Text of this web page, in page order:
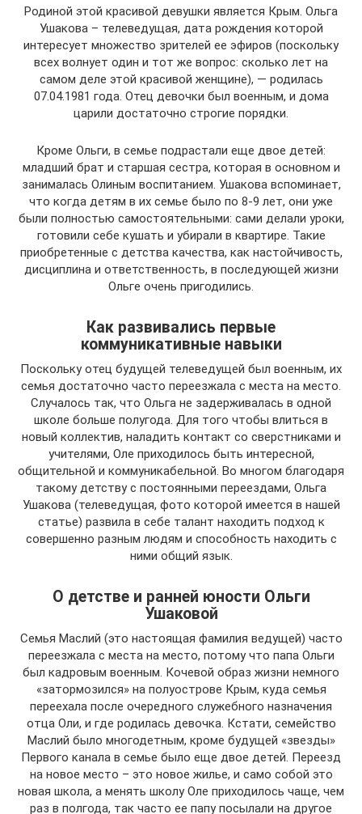
Родиной этой красивой девушки является Крым. Ольга
Ушакова – телеведущая, дата рождения которой
интересует множество зрителей ее эфиров (поскольку
всех волнует один и тот же вопрос: сколько лет на
самом деле этой красивой женщине), — родилась
07.04.1981 года. Отец девочки был военным, и дома
царили достаточно строгие порядки.
Кроме Ольги, в семье подрастали еще двое детей:
младший брат и старшая сестра, которая в основном и
занималась Олиным воспитанием. Ушакова вспоминает,
что когда детям в их семье было по 8-9 лет, они уже
были полностью самостоятельными: сами делали уроки,
готовили себе кушать и убирали в квартире. Такие
приобретенные с детства качества, как настойчивость,
дисциплина и ответственность, в последующей жизни
Ольге очень пригодились.
Как развивались первые
коммуникативные навыки
Поскольку отец будущей телеведущей был военным, их
семья достаточно часто переезжала с места на место.
Случалось так, что Ольга не задерживалась в одной
школе больше полугода. Для того чтобы влиться в
новый коллектив, наладить контакт со сверстниками и
учителями, Оле приходилось быть интересной,
общительной и коммуникабельной. Во многом благодаря
такому детству с постоянными переездами, Ольга
Ушакова (телеведущая, фото которой имеется в нашей
статье) развила в себе талант находить подход к
совершенно разным людям и способность находить с
ними общий язык.
О детстве и ранней юности Ольги
Ушаковой
Семья Маслий (это настоящая фамилия ведущей) часто
переезжала с места на место, потому что папа Ольги
был кадровым военным. Кочевой образ жизни немного
«затормозился» на полуострове Крым, куда семья
переехала после очередного служебного назначения
отца Оли, и где родилась девочка. Кстати, семейство
Маслий было многодетным, кроме будущей «звезды»
Первого канала в семье было еще двое детей. Переезд
на новое место – это новое жилье, и само собой это
новая школа, а менять школу Оле приходилось чаще, чем
раз в полгода, так часто ее папу посылали на другое